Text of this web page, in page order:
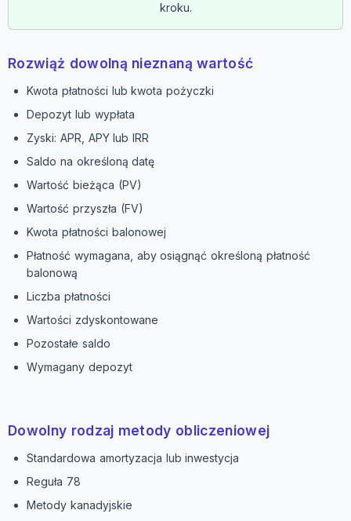
kroku.
Rozwiąż dowolną nieznaną wartość
Kwota płatności lub kwota pożyczki
Depozyt lub wypłata
Zyski: APR, APY lub IRR
Saldo na określoną datę
Wartość bieżąca (PV)
Wartość przyszła (FV)
Kwota płatności balonowej
Płatność wymagana, aby osiągnąć określoną płatność
balonową
Liczba płatności
Wartości zdyskontowane
Pozostałe saldo
Wymagany depozyt
Dowolny rodzaj metody obliczeniowej
Standardowa amortyzacja lub inwestycja
Reguła 78
Metody kanadyjskie